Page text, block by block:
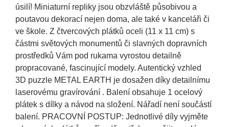
úsilí! Miniaturní repliky jsou obzvláště působivou a
poutavou dekorací nejen doma, ale také v kanceláři či
ve škole. Z čtvercových plátků oceli (11 x 11 cm) s
částmi světových monumentů či slavných dopravních
prostředků Vám pod rukama vyrostou detailně
propracované, fascinující modely. Autentický vzhled
3D puzzle METAL EARTH je dosažen díky detailnímu
laserovému gravírování . Balení obsahuje 1 ocelový
plátek s dílky a návod na složení. Nářadí není součástí
balení. PRACOVNÍ POSTUP: Jednotlivé díly vyjměte